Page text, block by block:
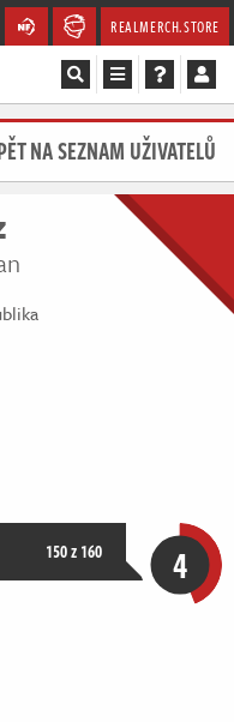
REALMERCH.STORE
NA SEZNAM UŽIVATELŮ
150 z 160 4